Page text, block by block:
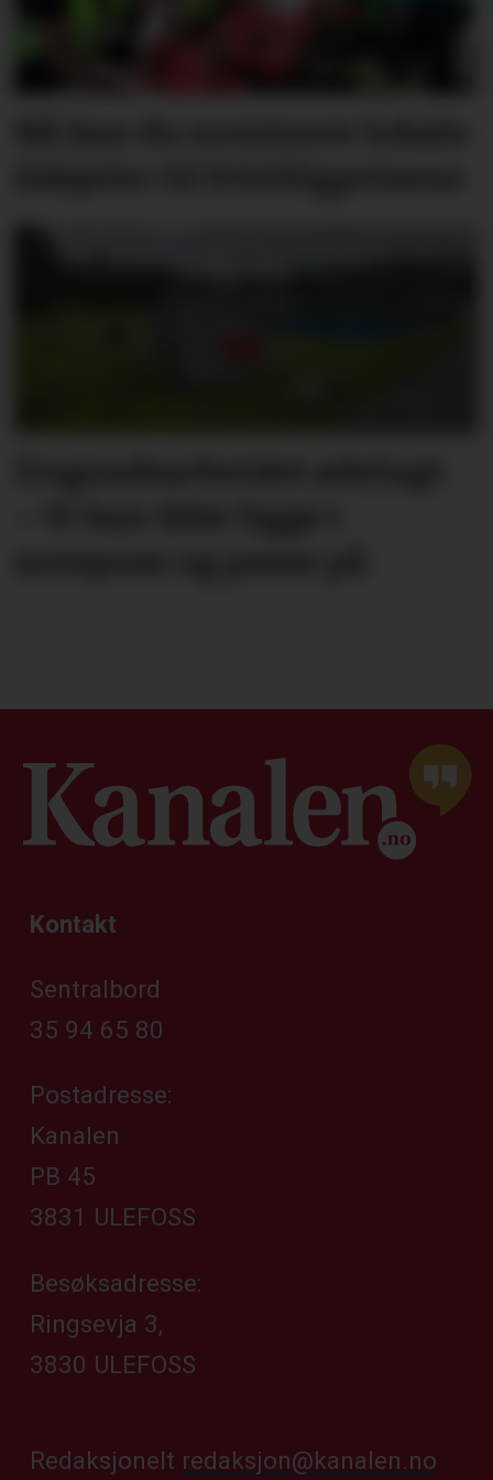
Kontakt
Sentralbord
35 94 65 80
Postadresse:
Kanalen
PB 45
3831 ULEFOSS
Besøksadresse:
Ringsevja 3,
3830 ULEFOSS
Redaksjonelt redaksjon@kanalen.no